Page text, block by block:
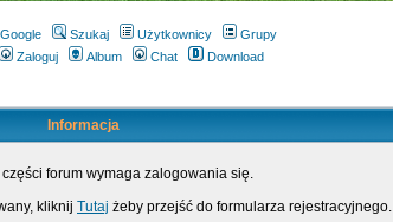
Szukaj Użytkownicy
Grupy
Zaloguj Album Chat Download
Informacja
części forum wymaga zalogowania się.
kliknij Tutaj żeby przejść do formularza rejestracyjnego.